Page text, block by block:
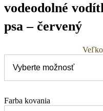
vodeodolné
psa – červený
Farba kovania